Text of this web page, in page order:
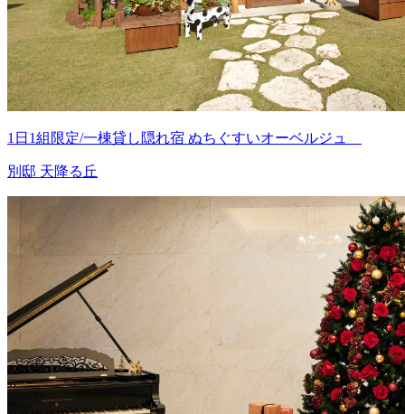
1日1組限定/一棟貸し隠れ宿 ぬちぐすいオーベルジュ
別邸 天降る丘